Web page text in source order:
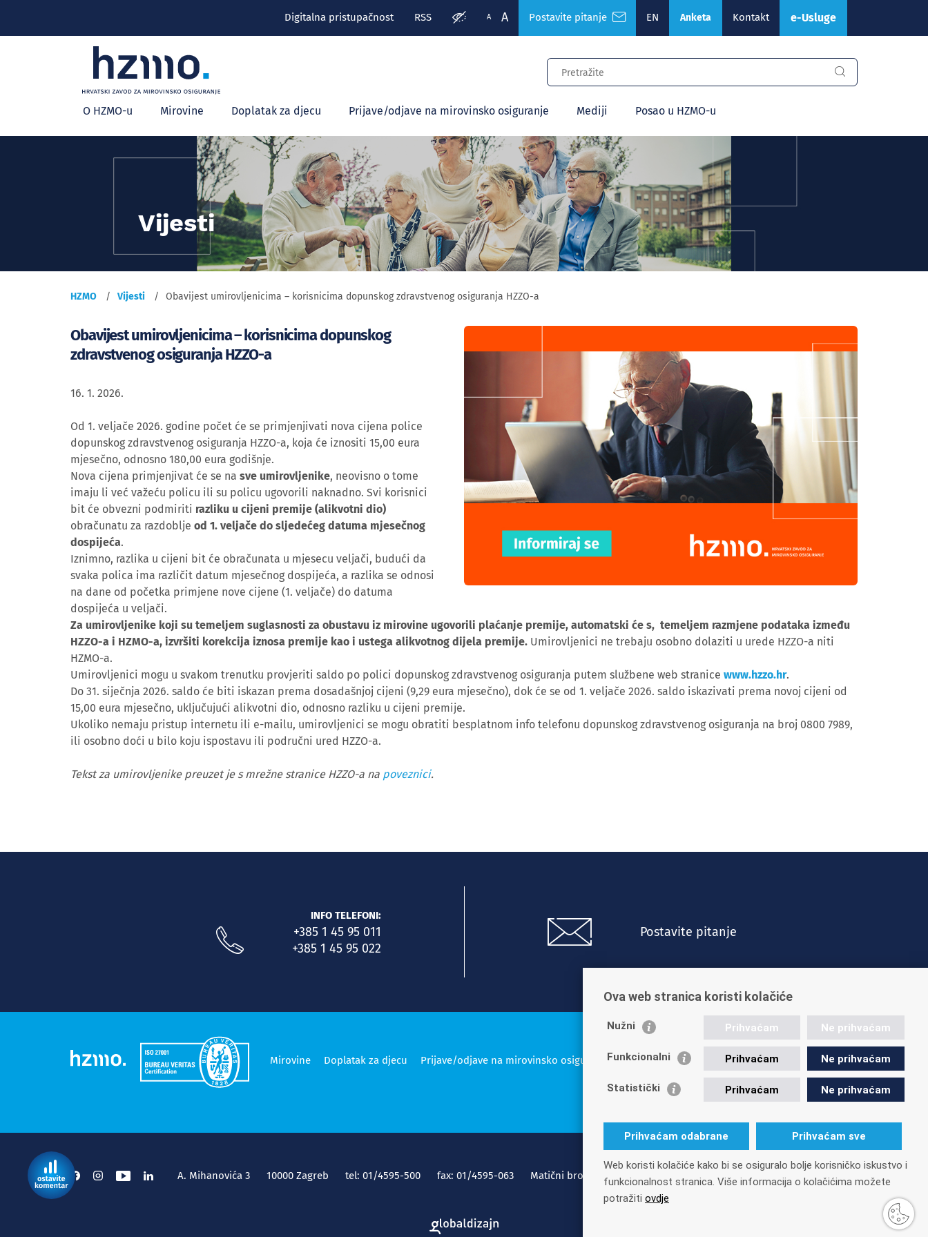
Digitalna pristupačnost RSS A A Postavite pitanje EN Anketa Kontakt e-Usluge
Glavni
izbornik
O HZMO-u Mirovine Doplatak za djecu Prijave/odjave na mirovinsko osiguranje Mediji Posao u HZMO-u
Vijesti
HZMO Vijesti Obavijest umirovljenicima – korisnicima dopunskog zdravstvenog osiguranja HZZO-a
Obavijest umirovljenicima – korisnicima dopunskog
zdravstvenog osiguranja HZZO-a
16. 1. 2026.
Od 1. veljače 2026. godine počet će se primjenjivati nova cijena police
dopunskog zdravstvenog osiguranja HZZO-a, koja će iznositi 15,00 eura
mjesečno, odnosno 180,00 eura godišnje.
Nova cijena primjenjivat će se na sve umirovljenike, neovisno o tome
imaju li već važeću policu ili su policu ugovorili naknadno. Svi korisnici
bit će obvezni podmiriti razliku u cijeni premije (alikvotni dio)
obračunatu za razdoblje od 1. veljače do sljedećeg datuma mjesečnog
dospijeća.
Iznimno, razlika u cijeni bit će obračunata u mjesecu veljači, budući da
svaka polica ima različit datum mjesečnog dospijeća, a razlika se odnosi
na dane od početka primjene nove cijene (1. veljače) do datuma
dospijeća u veljači.
Za umirovljenike koji su temeljem suglasnosti za obustavu iz mirovine ugovorili plaćanje premije, automatski će s, temeljem razmjene podataka između
HZZO-a i HZMO-a, izvršiti korekcija iznosa premije kao i ustega alikvotnog dijela premije. Umirovljenici ne trebaju osobno dolaziti u urede HZZO-a niti
HZMO-a.
Umirovljenici mogu u svakom trenutku provjeriti saldo po polici dopunskog zdravstvenog osiguranja putem službene web stranice www.hzzo.hr.
Do 31. siječnja 2026. saldo će biti iskazan prema dosadašnjoj cijeni (9,29 eura mjesečno), dok će se od 1. veljače 2026. saldo iskazivati prema novoj cijeni od
15,00 eura mjesečno, uključujući alikvotni dio, odnosno razliku u cijeni premije.
Ukoliko nemaju pristup internetu ili e-mailu, umirovljenici se mogu obratiti besplatnom info telefonu dopunskog zdravstvenog osiguranja na broj 0800 7989,
ili osobno doći u bilo koju ispostavu ili područni ured HZZO-a.
Tekst za umirovljenike preuzet je s mrežne stranice HZZO-a na poveznici.
INFO TELEFONI:
+385 1 45 95 011
+385 1 45 95 022
Postavite pitanje
Mirovine Doplatak za djecu Prijave/odjave na mirovinsko osiguranje Vijesti Kontakt Posao u HZMO-u Impressum
A. Mihanovića 3 10000 Zagreb tel: 01/4595-500 fax: 01/4595-063 Matični broj: 1416626 OIB: 84397956623
Ova web stranica koristi kolačiće
Nužni Prihvaćam Ne prihvaćam
Funkcionalni Prihvaćam Ne prihvaćam
Statistički Prihvaćam Ne prihvaćam
Prihvaćam odabrane Prihvaćam sve
Web koristi kolačiće kako bi se osiguralo bolje korisničko iskustvo i
funkcionalnost stranica. Više informacija o kolačićima možete
potražiti ovdje